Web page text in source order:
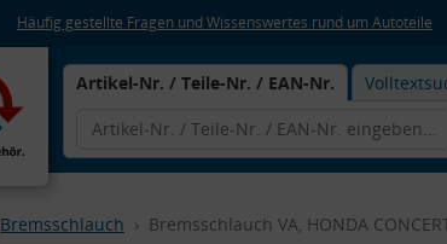
Häufig gestellte Fragen und Wissenswertes rund um Autoteile
Artikel-Nr. / Teile-Nr. / EAN-Nr.
Bremsschlauch Bremsschlauch VA, HONDA